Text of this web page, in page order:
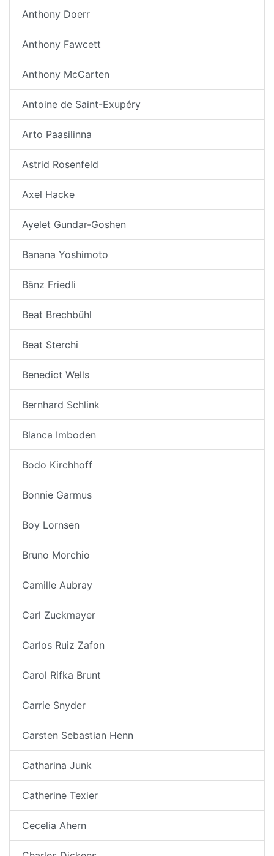
Anthony Doerr
Anthony Fawcett
Anthony McCarten
Antoine de Saint-Exupéry
Arto Paasilinna
Astrid Rosenfeld
Axel Hacke
Ayelet Gundar-Goshen
Banana Yoshimoto
Bänz Friedli
Beat Brechbühl
Beat Sterchi
Benedict Wells
Bernhard Schlink
Blanca Imboden
Bodo Kirchhoff
Bonnie Garmus
Boy Lornsen
Bruno Morchio
Camille Aubray
Carl Zuckmayer
Carlos Ruiz Zafon
Carol Rifka Brunt
Carrie Snyder
Carsten Sebastian Henn
Catharina Junk
Catherine Texier
Cecelia Ahern